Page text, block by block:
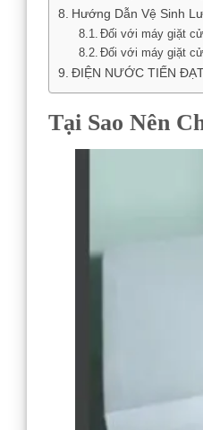
Hướng Dẫn Vệ Sinh
Đối với máy giặt
Đối với máy giặt
ĐIỆN NƯỚC TIẾN
Tại Sao Nên